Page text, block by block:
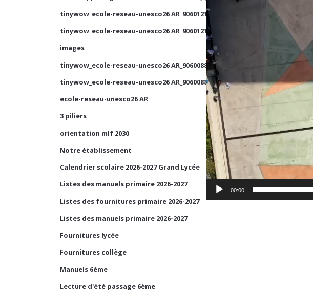
tinywow_ecole-reseau-unesco26 AR_90601210_1
tinywow_ecole-reseau-unesco26 AR_90601210_2
images
tinywow_ecole-reseau-unesco26 AR_90600884_2
tinywow_ecole-reseau-unesco26 AR_90600884_1
ecole-reseau-unesco26 AR
3 piliers
orientation mlf 2030
Notre établissement
Calendrier scolaire 2026-2027 Grand Lycée
Listes des manuels primaire 2026-2027
Listes des fournitures primaire 2026-2027
Listes des manuels primaire 2026-2027
Fournitures lycée
Fournitures collège
Manuels 6ème
Lecture d'été passage 6ème
00:00